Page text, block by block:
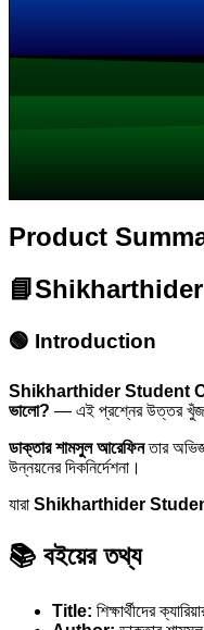
Product
📘Shikharthider
🟢 Introduction
Shikharthider Student
ভালো? — এই প্রশ্নের উত্তর
ডাক্তার শামসুল আরেফিনতার
উন্নয়নের দিকনির্দেশনা।
যারা Shikharthider
📚 বইয়ের তথ্য
Title: শিক্ষার্থীদের